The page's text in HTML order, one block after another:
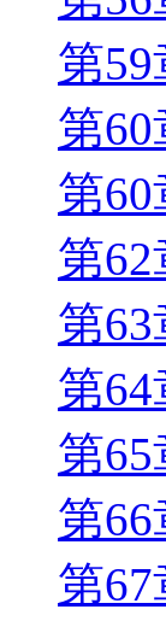
第
第
第
第
第
第
第
第
第